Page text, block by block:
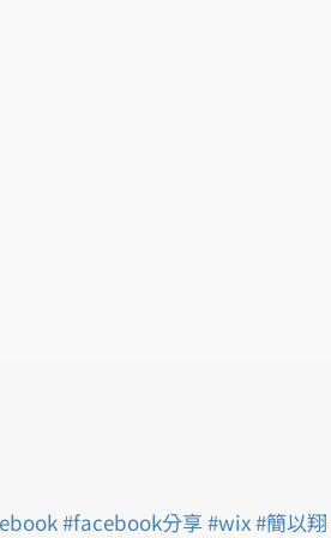
#facebook分享 #wix#簡以翔